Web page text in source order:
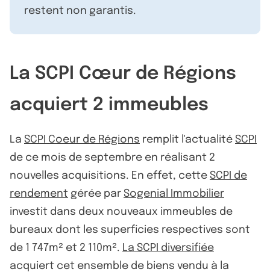
restent non garantis.
La SCPI Cœur de Régions
acquiert 2 immeubles
La SCPI Coeur de Régions remplit l'actualité SCPI
de ce mois de septembre en réalisant 2
nouvelles acquisitions. En effet, cette SCPI de
rendement gérée par Sogenial Immobilier
investit dans deux nouveaux immeubles de
bureaux dont les superficies respectives sont
de 1 747m² et 2 110m². La SCPI diversifiée
acquiert cet ensemble de biens vendu à la